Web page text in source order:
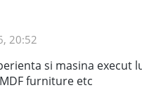
20:52
si masina
furniture etc